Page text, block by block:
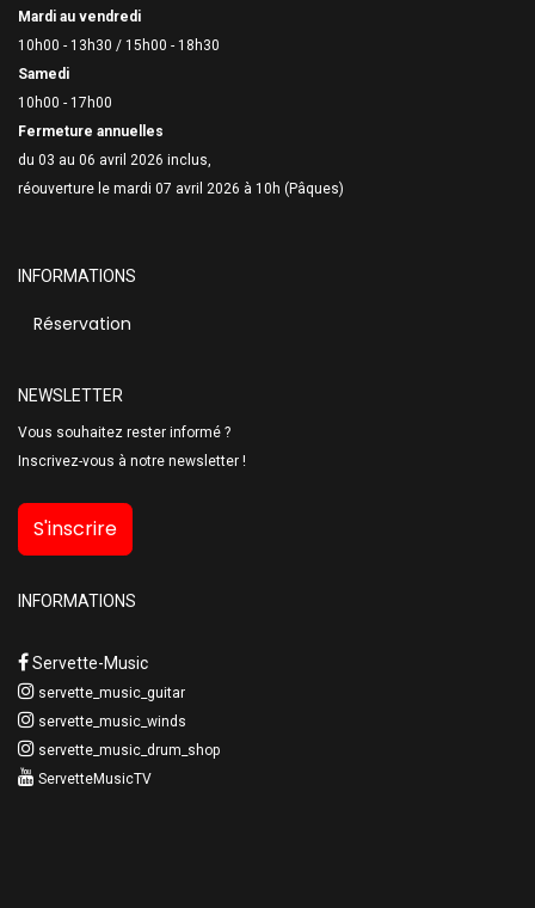
Mardi au vendredi
10h00 - 13h30 / 15h00 - 18h30
Samedi
10h00 - 17h00
Fermeture annuelles
du 03 au 06 avril 2026 inclus,
réouverture le mardi 07 avril 2026 à 10h (Pâques)
INFORMATIONS
Réservation
NEWSLETTER
Vous souhaitez rester informé ?
Inscrivez-vous à notre newsletter !
S'inscrire
INFORMATIONS
Servette-Music
servette_music_guitar
servette_music_winds
servette_music_drum_shop
ServetteMusicTV